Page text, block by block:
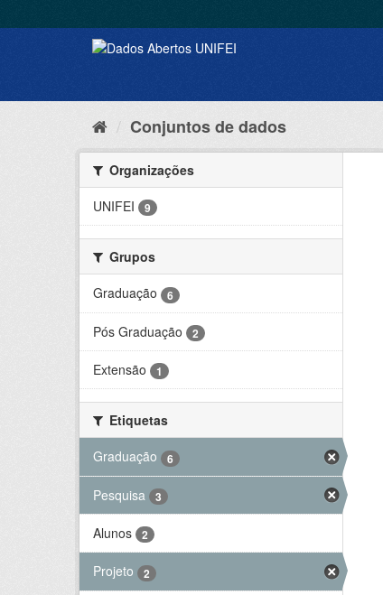
Conjuntos de dados
Organizações
UNIFEI
9
Grupos
Graduação
6
Pós Graduação 2
Extensão 1
Etiquetas
Graduação
6
Pesquisa 3
Alunos 2
Projeto 2